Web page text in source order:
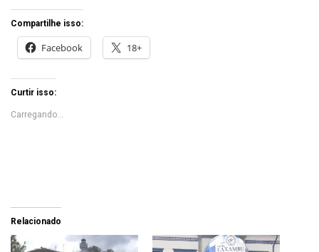
Compartilhe isso:
Facebook 18+
Curtir isso:
Carregando...
Relacionado